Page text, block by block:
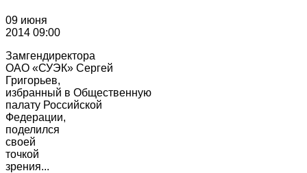
09 июня
2014 09:00
Замгендиректора
ОАО «СУЭК» Сергей
Григорьев,
избранный в Общественную
палату Российской
Федерации,
поделился
своей
точкой
зрения...